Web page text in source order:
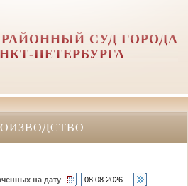
СУД ГОРОДА
ПЕТЕРБУРГА
на дату